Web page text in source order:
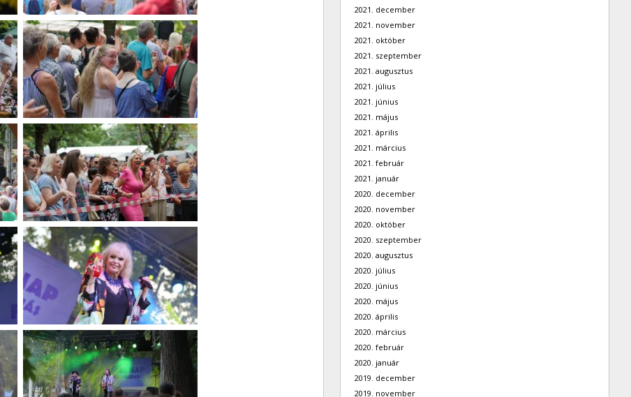
2021. december
2021. november
2021. október
2021. szeptember
2021. augusztus
2021. július
2021. június
2021. május
2021. április
2021. március
2021. február
2021. január
2020. december
2020. november
2020. október
2020. szeptember
2020. augusztus
2020. július
2020. június
2020. május
2020. április
2020. március
2020. február
2020. január
2019. december
2019. november